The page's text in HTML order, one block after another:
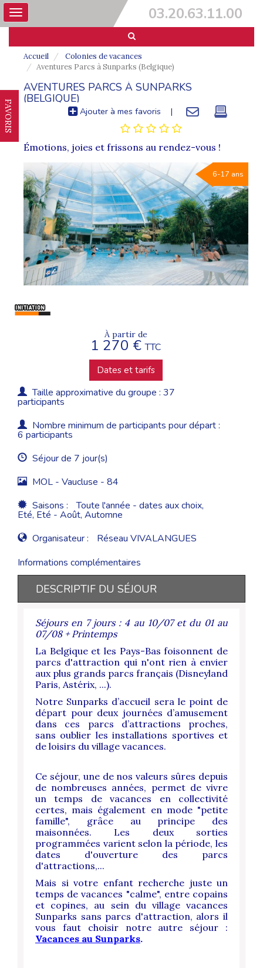
03.20.63.11.00
Toggle
navigation
FAVORIS
Accueil
Colonies de vacances
Aventures Parcs à Sunparks (Belgique)
AVENTURES PARCS À SUNPARKS
(BELGIQUE)
Ajouter à mes favoris |
Émotions, joies et frissons au rendez-vous !
6-17 ans
À partir de
1 270 €TTC
Dates et tarifs
Taille approximative du groupe : 37
participants
Nombre minimum de participants pour départ :
6 participants
Séjour de 7 jour(s)
MOL - Vaucluse - 84
Saisons :
Toute l'année - dates aux choix,
Eté, Eté - Août, Automne
Organisateur :
Réseau VIVALANGUES
Informations complémentaires
DESCRIPTIF DU SÉJOUR
Séjours en 7 jours : 4 au 10/07 et du 01 au
07/08 + Printemps
La Belgique et les Pays-Bas foisonnent de
parcs d'attraction qui n'ont rien à envier
aux plus grands parcs français (Disneyland
Paris, Astérix, ...).
Notre Sunparks d’accueil sera le point de
départ pour deux journées d’amusement
dans ces parcs d’attractions proches,
sans oublier les installations sportives et
de loisirs du village vacances.
Ce séjour, une de nos valeurs sûres depuis
de nombreuses années, permet de vivre
un temps de vacances en collectivité
certes, mais également en mode "petite
famille", grâce au principe des
maisonnées. Les deux sorties
programmées varient selon la période, les
dates d'ouverture des parcs
d'attractions,...
Mais si votre enfant recherche juste un
temps de vacances "calme", entre copains
et copines, au sein du village vacances
Sunparks sans parcs d'attraction, alors il
vous faut choisir notre autre séjour :
Vacances au Sunparks.